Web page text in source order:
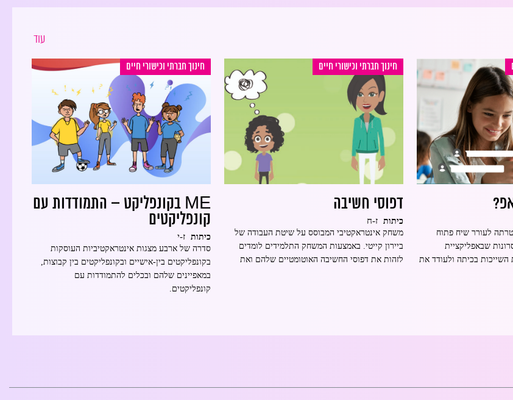
לעורר שיח פתוח
שבאפליקציית
בכיתה ולעודד את
חינוך חברתי וכישורי חיים
דפוסי חשיבה
כיתות ז-ח
משחק אינטראקטיבי המבוסס על שיטת העבודה של
ביירון קייטי. באמצעות המשחק התלמידים לומדים
לזהות את דפוסי החשיבה האוטומטיים שלהם ואת
חינוך חברתי וכישורי חיים
ME בקונפליקט – התמודדות עם
קונפליקטים
כיתות ז-י
סדרה של ארבע מצגות אינטראקטיביות העוסקות
בקונפליקטים בין-אישיים ובקונפליקטים בין קבוצות,
במאפיינים שלהם ובכלים להתמודדות עם
קונפליקטים.
עוד